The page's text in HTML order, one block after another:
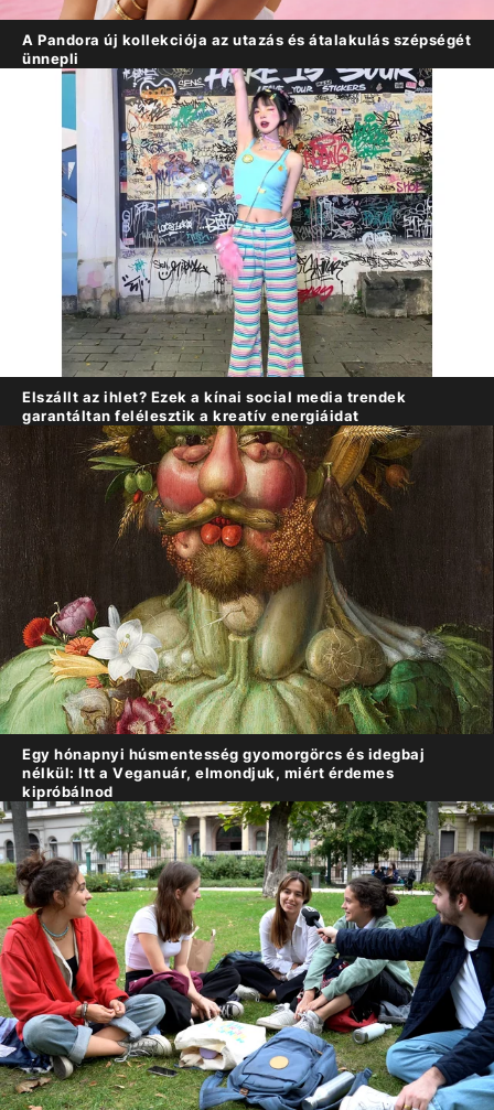
A Pandora új kollekciója az utazás és átalakulás szépségét
ünnepli
Elszállt az ihlet? Ezek a kínai social media trendek
garantáltan felélesztik a kreatív energiáidat
Egy hónapnyi húsmentesség gyomorgörcs és idegbaj
nélkül: Itt a Veganuár, elmondjuk, miért érdemes
kipróbálnod